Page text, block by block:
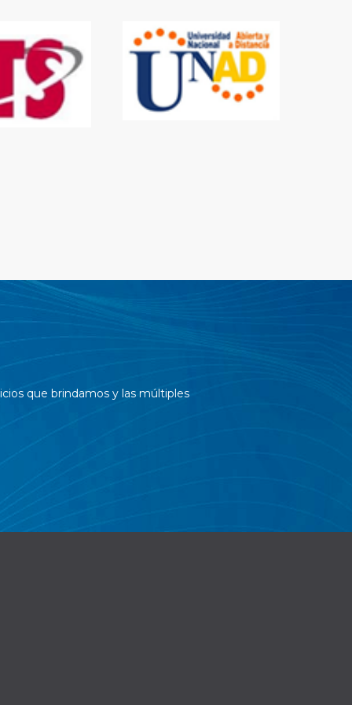
que brindamos y las múltiples